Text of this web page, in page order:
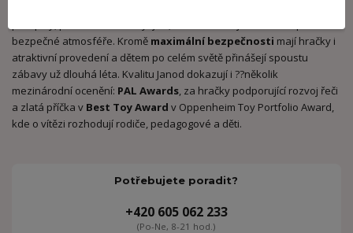
bezpečné atmosféře. Kromě maximální bezpečnosti mají hračky i
atraktivní provedení a dětem po celém světě přinášejí spoustu
zábavy už dlouhá léta. Kvalitu Janod dokazují i ??několik
mezinárodní ocenění: PAL Awards, za hračky podporující rozvoj řeči
a zlatá příčka v Best Toy Award v Oppenheim Toy Portfolio Award,
kde o vítězi rozhodují rodiče, pedagogové a děti.
Potřebujete poradit?
+420 605 062 233
(Po-Ne, 8-21 hod.)